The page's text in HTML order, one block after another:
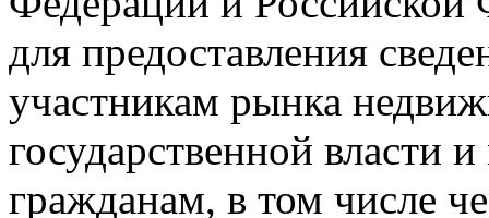
для предоставления
участникам рынка
государственной власти
гражданам, в том числе